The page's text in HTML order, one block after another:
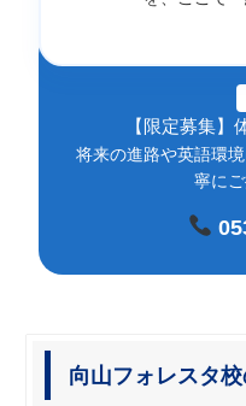
【限定募集】
将来の進路や英語環
寧にご
向山フォレスタ